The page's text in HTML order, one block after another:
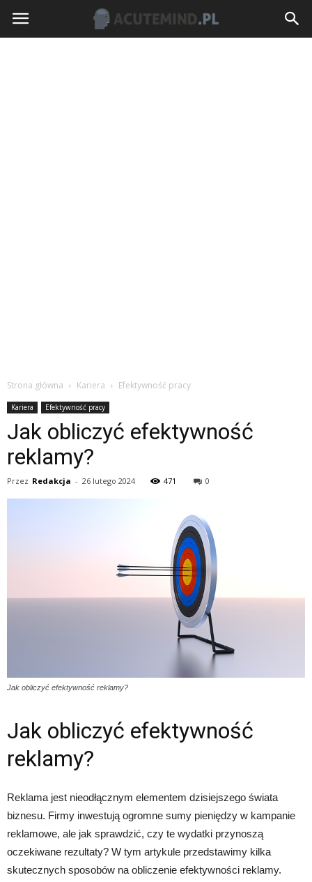
Strona główna Kariera Efektywność pracy
Kariera Efektywność pracy
Jak obliczyć efektywność
reklamy?
Przez Redakcja - 26 lutego 2024 471 0
Jak obliczyć efektywność reklamy?
Jak obliczyć efektywność
reklamy?
Reklama jest nieodłącznym elementem dzisiejszego świata
biznesu. Firmy inwestują ogromne sumy pieniędzy w kampanie
reklamowe, ale jak sprawdzić, czy te wydatki przynoszą
oczekiwane rezultaty? W tym artykule przedstawimy kilka
skutecznych sposobów na obliczenie efektywności reklamy.